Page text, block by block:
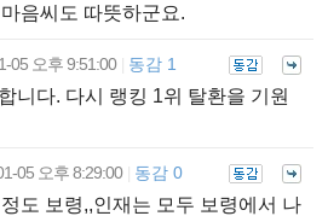
음씨도 따뜻하군요.
05 오후 9:51:00 동감 1
니다. 다시 랭킹 1위 탈환을 기원
05 오후 8:29:00 동감 0
도 보령,,인재는 모두 보령에서 나